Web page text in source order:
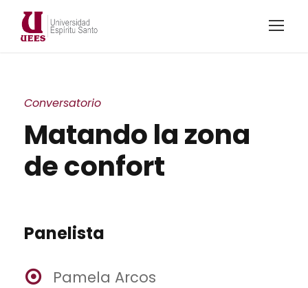
Conversatorio
Matando la zona
de confort
Panelista
Pamela Arcos